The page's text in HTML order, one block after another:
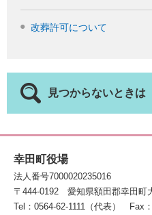
改葬許可について
見つからないときは
幸田町役場
法人番号7000020235016
〒444-0192
愛知県額田郡幸田町
Tel：0564-62-1111（代表）
Fax